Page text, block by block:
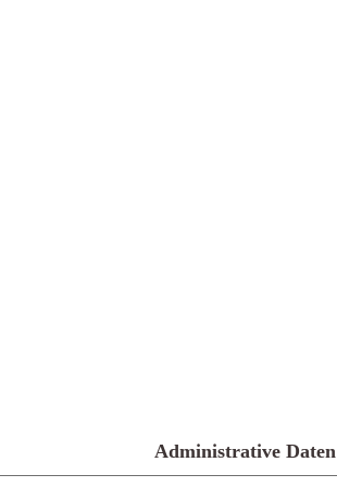
Administrative Daten